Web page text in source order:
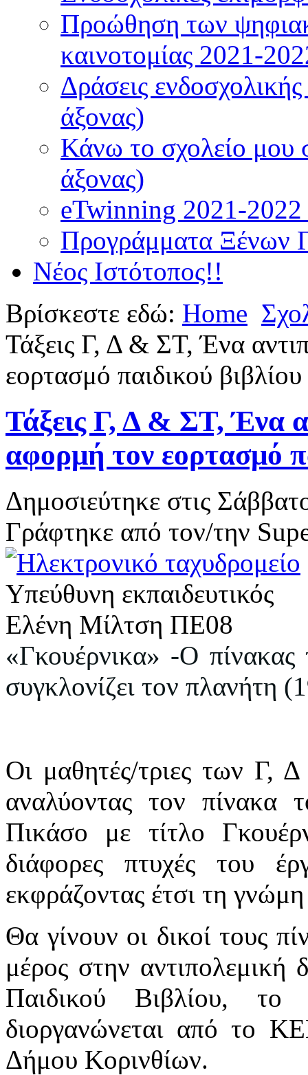
Προώθηση των
καινοτομίας 2021-
Δράσεις
άξονας)
Κάνω το σχολείο μου
άξονας)
eTwinning 2021-
Προγράμματα Ξένων
Νέος Ιστότοπος!!
Βρίσκεστε εδώ: Home
Τάξεις Γ, Δ & ΣΤ, Ένα
εορτασμό παιδικού βιβλίου
Τάξεις Γ, Δ & ΣΤ, Ένα
αφορμή τον εορτασμό
Δημοσιεύτηκε στις
Γράφτηκε από τον/την
Υπεύθυνη εκπαιδευτικός
Ελένη Μίλτση ΠΕ08
«Γκουέρνικα» -Ο
συγκλονίζει τον πλανήτη
Οι μαθητές/τριες των Γ,
αναλύοντας τον πίνακα
Πικάσο με τίτλο
διάφορες πτυχές του
εκφράζοντας έτσι τη
Θα γίνουν οι δικοί τους
μέρος στην αντιπολεμική
Παιδικού Βιβλίου,
διοργανώνεται από το
Δήμου Κορινθίων.